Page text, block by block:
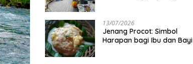
13/07/2026
Jenang Procot: Simbol
Harapan bagi Ibu dan Bayi